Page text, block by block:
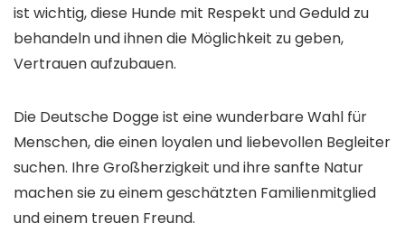
ist wichtig, diese Hunde mit Respekt und Geduld zu
behandeln und ihnen die Möglichkeit zu geben,
Vertrauen aufzubauen.
Die Deutsche Dogge ist eine wunderbare Wahl für
Menschen, die einen loyalen und liebevollen Begleiter
suchen. Ihre Großherzigkeit und ihre sanfte Natur
machen sie zu einem geschätzten Familienmitglied
und einem treuen Freund.